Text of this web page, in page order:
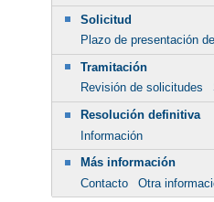
Solicitud
Plazo de presentación
Tramitación
Revisión de solicitudes
Resolución definitiva
Información
Más información
Contacto
Otra